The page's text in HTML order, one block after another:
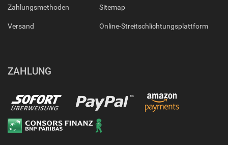
Zahlungsmethoden
Versand
Sitemap
Online-Streitschlichtungsplattform
ZAHLUNG